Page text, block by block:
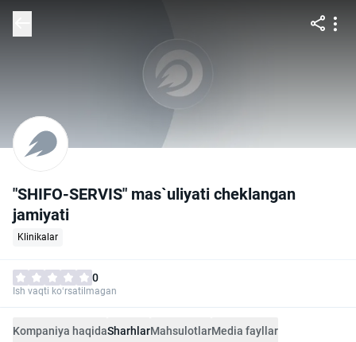
"SHIFO-SERVIS" mas`uliyati cheklangan
jamiyati
Klinikalar
0
Ish vaqti ko‘rsatilmagan
Kompaniya haqidaSharhlarMahsulotlarMedia fayllar